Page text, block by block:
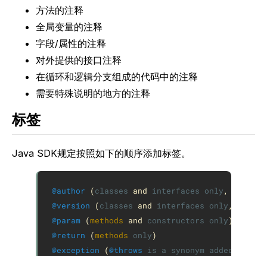
方法的注释
全局变量的注释
字段/属性的注释
对外提供的接口注释
在循环和逻辑分支组成的代码中的注释
需要特殊说明的地方的注释
标签
Java SDK规定按照如下的顺序添加标签。
@author (classes and interfaces only ,
@version
(classes and interfaces only ,
@param (methods and constructors only)
@return
(methods only)
@exception
(@throws is a synonym added